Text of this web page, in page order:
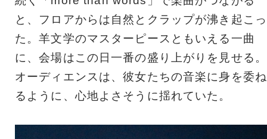
と、フロアからは自然とクラップが沸き起こっ
た。羊文学のマスターピースともいえる一曲
に、会場はこの日一番の盛り上がりを見せる。
オーディエンスは、彼女たちの音楽に身を委ね
るように、心地よさそうに揺れていた。